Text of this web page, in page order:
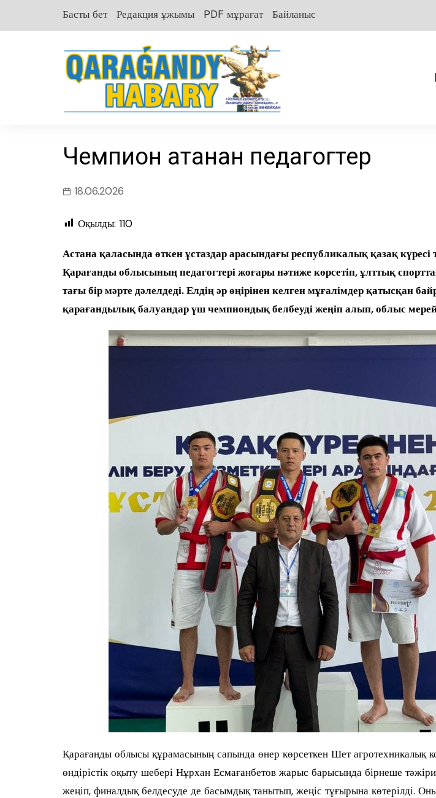
Басты бет Редакция ұжымы PDF мұрағат Байланыс
Чемпион атанған педагогтер
18.06.2026
Оқылды: 110
Астана қаласында өткен ұстаздар арасындағы республикалық қазақ күресі
Қарағанды облысының педагогтері жоғары нәтиже көрсетіп, ұлттық
тағы бір мәрте дәлелдеді. Елдің әр өңірінен келген мұғалімдер қатысқан
қарағандылық балуандар үш чемпиондық белбеуді жеңіп алып, облыс
Қарағанды облысы құрамасының сапында өнер көрсеткен Шет агротехникалық
өндірістік оқыту шебері Нұрхан Есмағанбетов жарыс барысында бірнеше
жеңіп, финалдық белдесуде де басымдық танытып, жеңіс тұғырына көтерілді.